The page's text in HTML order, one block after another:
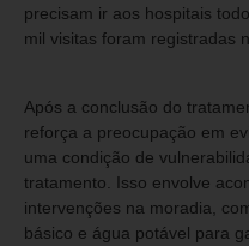
precisam ir aos hospitais
mil visitas foram registradas
Após a conclusão do
reforça a preocupação em
uma condição de
tratamento. Isso envolve
intervenções na moradia,
básico e água potável para